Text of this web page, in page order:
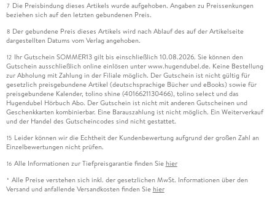
7 Die Preisbindung dieses Artikels wurde aufgehoben. Angaben zu Preissenkungen
beziehen sich auf den letzten gebundenen Preis.
8 Der gebundene Preis dieses Artikels wird nach Ablauf des auf der Artikelseite
dargestellten Datums vom Verlag angehoben.
12 Ihr Gutschein SOMMER13 gilt bis einschließlich 10.08.2026. Sie können den
Gutschein ausschließlich online einlösen unter www.hugendubel.de. Keine Bestellung
zur Abholung mit Zahlung in der Filiale möglich. Der Gutschein ist nicht gültig für
gesetzlich preisgebundene Artikel (deutschsprachige Bücher und eBooks) sowie für
preisgebundene Kalender, tolino shine (4016621130466), tolino select und das
Hugendubel Hörbuch Abo. Der Gutschein ist nicht mit anderen Gutscheinen und
Geschenkkarten kombinierbar. Eine Barauszahlung ist nicht möglich. Ein Weiterverkauf
und der Handel des Gutscheincodes sind nicht gestattet.
15 Leider können wir die Echtheit der Kundenbewertung aufgrund der großen Zahl an
Einzelbewertungen nicht prüfen.
16 Alle Informationen zur Tiefpreisgarantie finden Sie hier
* Alle Preise verstehen sich inkl. der gesetzlichen MwSt. Informationen über den
Versand und anfallende Versandkosten finden Sie hier